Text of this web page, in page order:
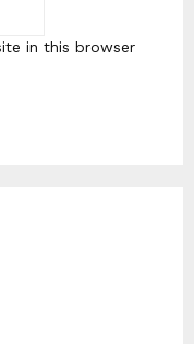
in this browser